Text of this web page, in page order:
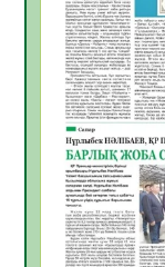
АПВ
06.08.2026
Open Air:
көрерменнің
06.08.2026
ЖАРҚЫН
МӘЖІЛІС